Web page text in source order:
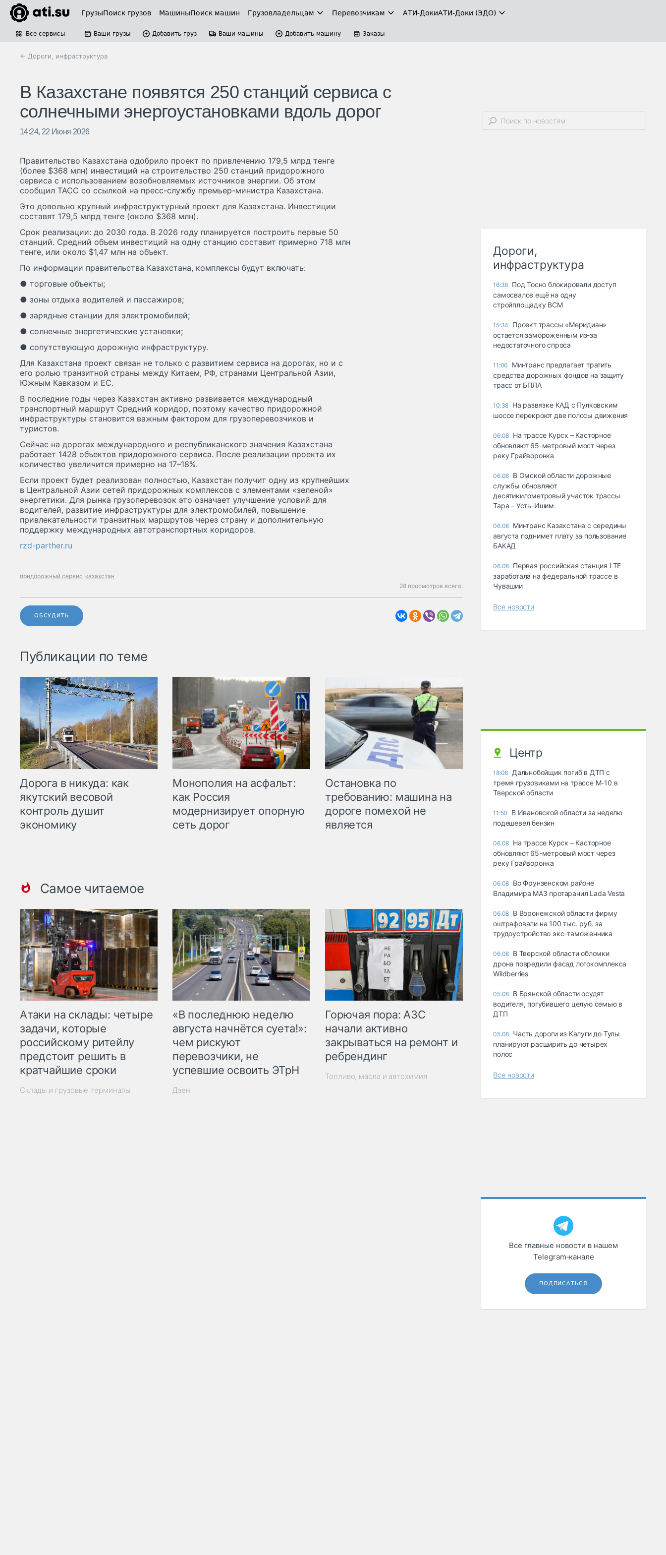
ГрузыПоиск грузов МашиныПоиск машин Грузовладельцам Перевозчикам АТИ-ДокиАТИ-Доки (ЭДО)
Все сервисы Ваши грузы Добавить груз Ваши машины Добавить машину Заказы
← Дороги, инфраструктура
В Казахстане появятся 250 станций сервиса с
солнечными энергоустановками вдоль дорог
14:24, 22 Июня 2026
Правительство Казахстана одобрило проект по привлечению 179,5 млрд тенге
(более $368 млн) инвестиций на строительство 250 станций придорожного
сервиса с использованием возобновляемых источников энергии. Об этом
сообщил ТАСС со ссылкой на пресс-службу премьер-министра Казахстана.
Это довольно крупный инфраструктурный проект для Казахстана. Инвестиции
составят 179,5 млрд тенге (около $368 млн).
Срок реализации: до 2030 года. В 2026 году планируется построить первые 50
станций. Средний объем инвестиций на одну станцию составит примерно 718 млн
тенге, или около $1,47 млн на объект.
По информации правительства Казахстана, комплексы будут включать:
● торговые объекты;
● зоны отдыха водителей и пассажиров;
● зарядные станции для электромобилей;
● солнечные энергетические установки;
● сопутствующую дорожную инфраструктуру.
Для Казахстана проект связан не только с развитием сервиса на дорогах, но и с
его ролью транзитной страны между Китаем, РФ, странами Центральной Азии,
Южным Кавказом и ЕС.
В последние годы через Казахстан активно развивается международный
транспортный маршрут Средний коридор, поэтому качество придорожной
инфраструктуры становится важным фактором для грузоперевозчиков и
туристов.
Сейчас на дорогах международного и республиканского значения Казахстана
работает 1428 объектов придорожного сервиса. После реализации проекта их
количество увеличится примерно на 17–18%.
Если проект будет реализован полностью, Казахстан получит одну из крупнейших
в Центральной Азии сетей придорожных комплексов с элементами «зеленой»
энергетики. Для рынка грузоперевозок это означает улучшение условий для
водителей, развитие инфраструктуры для электромобилей, повышение
привлекательности транзитных маршрутов через страну и дополнительную
поддержку международных автотранспортных коридоров.
rzd-parther.ru
придорожный сервис казахстан
28 просмотров всего.
ОБСУДИТЬ
Публикации по теме
Дорога в никуда: как
якутский весовой
контроль душит
экономику
Монополия на асфальт:
как Россия
модернизирует опорную
сеть дорог
Остановка по
требованию: машина на
дороге помехой не
является
Самое читаемое
Атаки на склады: четыре
задачи, которые
российскому ритейлу
предстоит решить в
кратчайшие сроки
Склады и грузовые терминалы
«В последнюю неделю
августа начнётся суета!»:
чем рискуют
перевозчики, не
успевшие освоить ЭТрН
Дзен
Горючая пора: АЗС
начали активно
закрываться на ремонт и
ребрендинг
Топливо, масла и автохимия
Дороги,
инфраструктура
16:38 Под Тосно блокировали доступ
самосвалов ещё на одну
стройплощадку ВСМ
15:34
Проект трассы «Меридиан»
остается замороженным из-за
недостаточного спроса
11:00
Минтранс предлагает тратить
средства дорожных фондов на защиту
трасс от БПЛА
10:38 На развязке КАД с Пулковским
шоссе перекроют две полосы движения
06.08 На трассе Курск – Касторное
обновляют 65-метровый мост через
реку Грайворонка
06.08 В Омской области дорожные
службы обновляют
десятикилометровый участок трассы
Тара – Усть-Ишим
06.08 Минтранс Казахстана с середины
августа поднимет плату за пользование
БАКАД
06.08 Первая российская станция LTE
заработала на федеральной трассе в
Чувашии
Все новости
Центр
18:06 Дальнобойщик погиб в ДТП с
тремя грузовиками на трассе М-10 в
Тверской области
11:50
В Ивановской области за неделю
подешевел бензин
06.08 На трассе Курск – Касторное
обновляют 65-метровый мост через
реку Грайворонка
06.08 Во Фрунзенском районе
Владимира МАЗ протаранил Lada Vesta
06.08 В Воронежской области фирму
оштрафовали на 100 тыс. руб. за
трудоустройство экс-таможенника
06.08 В Тверской области обломки
дрона повредили фасад логокомплекса
Wildberries
05.08 В Брянской области осудят
водителя, погубившего целую семью в
ДТП
05.08 Часть дороги из Калуги до Тулы
планируют расширить до четырех
полос
Все новости
Все главные новости в нашем
Telegram‑канале
ПОДПИСАТЬСЯ